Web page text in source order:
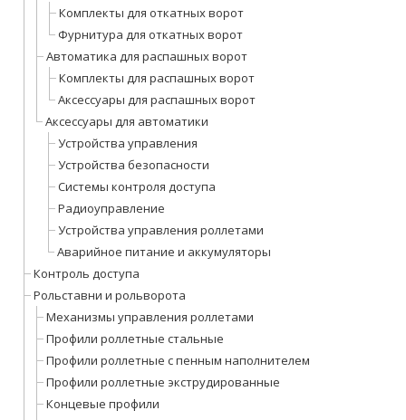
Комплекты для откатных ворот
Фурнитура для откатных ворот
Автоматика для распашных ворот
Комплекты для распашных ворот
Аксессуары для распашных ворот
Аксессуары для автоматики
Устройства управления
Устройства безопасности
Системы контроля доступа
Радиоуправление
Устройства управления роллетами
Аварийное питание и аккумуляторы
Контроль доступа
Рольставни и рольворота
Механизмы управления роллетами
Профили роллетные стальные
Профили роллетные с пенным наполнителем
Профили роллетные экструдированные
Концевые профили